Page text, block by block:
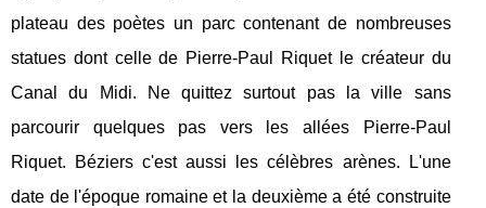
plateau des poètes un parc contenant de nombreuses
statues dont celle de Pierre-Paul Riquet le créateur du
Canal du Midi. Ne quittez surtout pas la ville sans
parcourir quelques pas vers les allées Pierre-Paul
Riquet. Béziers c'est aussi les célèbres arènes. L'une
date de l'époque romaine et la deuxième a été construite